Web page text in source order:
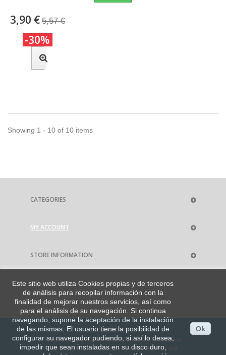
3,90 € 5,57 €
-30%
Showing 1 - 10 of 10 items
CATEGORIES
MY ACCOUNT
STORE INFORMATION
Este sitio web utiliza Cookies propias y de terceros
de análisis para recopilar información con la
finalidad de mejorar nuestros servicios, así como
para el análisis de su navegación. Si continua
navegando, supone la aceptación de la instalación
de las mismas. El usuario tiene la posibilidad de
configurar su navegador pudiendo, si así lo desea,
impedir que sean instaladas en su disco duro,
Ok
BIOLASTER, S.L.
Polígono Aranaztegi 4B • 20140 ANDOAIN • Gipuzkoa
Tel.: 943 300 813 y 639 619 494 • Fax: 943 243 449